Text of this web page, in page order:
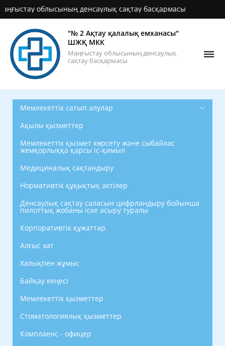
облысының денсаулық сақтау басқармасы
"№ 2 Ақтау қалалық емханасы"
ШЖҚ МКК
Маңғыстау облысының денсаулық
сақтау басқармасы
Мемлекеттік сатып алулар
Ақылы қызметтер
Мемлекеттік қызмет көрсету және сыбайлас
жемқорлыққа қарсы іс-қимыл
Медициналық сақтандыру
Нормативтік құқықтық актілер
Денсаулық сақтау саласын цифрландыру бойынша
пилоттық жобаны іске асыру туралы
Корпоративтік құжаттар
Алғыс хат
Халықпен жұмыс
Байқау кеңесі
Мемлекеттік қызметтер
Стоматологиялық қызметтер
Комплаенс - офицер